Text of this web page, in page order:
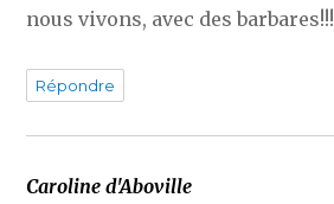
nous vivons, avec des barbares!!!
Répondre
Caroline d'Aboville